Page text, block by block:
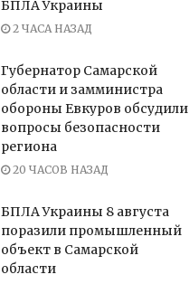
БПЛА Украины
2 ЧАСА НАЗАД
Губернатор Самарской
области и замминистра
обороны Евкуров обсудили
вопросы безопасности
региона
20 ЧАСОВ НАЗАД
БПЛА Украины 8 августа
поразили промышленный
объект в Самарской
области